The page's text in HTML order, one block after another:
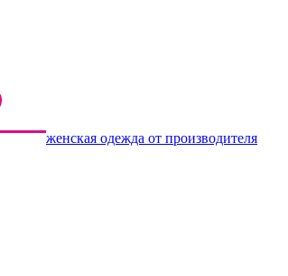
женская одежда от производителя